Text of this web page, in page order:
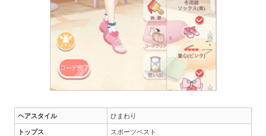
ヘアスタイル ひまわり
トップス スポーツベスト